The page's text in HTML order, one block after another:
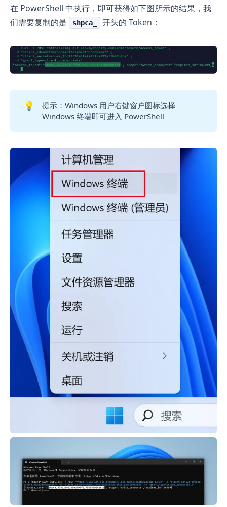
在 PowerShell 中执行，即可获得如下图所示的结果，我
们需要复制的是
shpca_ 开头的 Token：
💡
提示：Windows 用户右键窗户图标选择
Windows 终端即可进入 PowerShell